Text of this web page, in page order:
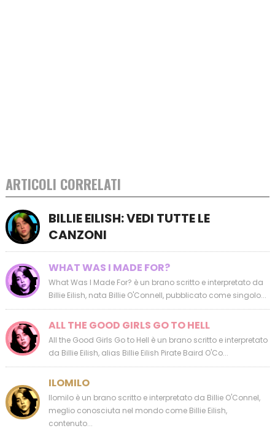
ARTICOLI CORRELATI
BILLIE EILISH: VEDI TUTTE LE
CANZONI
WHAT WAS I MADE FOR?
What Was I Made For? è un brano scritto e interpretato da
Billie Eilish, nata Billie O'Connell, pubblicato come singolo...
ALL THE GOOD GIRLS GO TO HELL
All the Good Girls Go to Hell è un brano scritto e interpretato
da Billie Eilish, alias Billie Eilish Pirate Baird O'Co...
ILOMILO
Ilomilo è un brano scritto e interpretato da Billie O'Connel,
meglio conosciuta nel mondo come Billie Eilish,
contenuto...